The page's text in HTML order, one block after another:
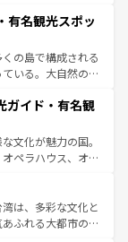
照してほしい。
グ、エンターテイ
。一方、アメリカ
ニオンやイエロー
きる。さらに、南
で異なる魅力を楽
感じることができ
の旅も、アメリカ
い。
有名観光スポッ
の島で構成される
いる。大自然の神
地といえばオアフ
島やカウアイ島が
をはじめ、豊かな
ピリット」と呼ば
アンミュージッ
ハワイの魅力を彩
動が待っているハ
ガイド・有名観
文化が魅力の国。
ペラハウス、オー
ル（エアーズロッ
ンズの熱帯雨林な
やワイン、オージ
は、多彩な文化と
ふれる大都市の台